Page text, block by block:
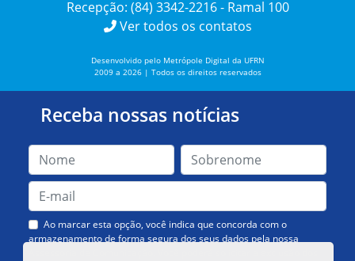
Recepção: (84) 3342-2216 - Ramal 100
Ver todos os contatos
Desenvolvido pelo Metrópole Digital da UFRN
2009 a 2026 | Todos os direitos reservados
Receba nossas notícias
Ao marcar esta opção, você indica que concorda com o
armazenamento de forma segura dos seus dados pela nossa